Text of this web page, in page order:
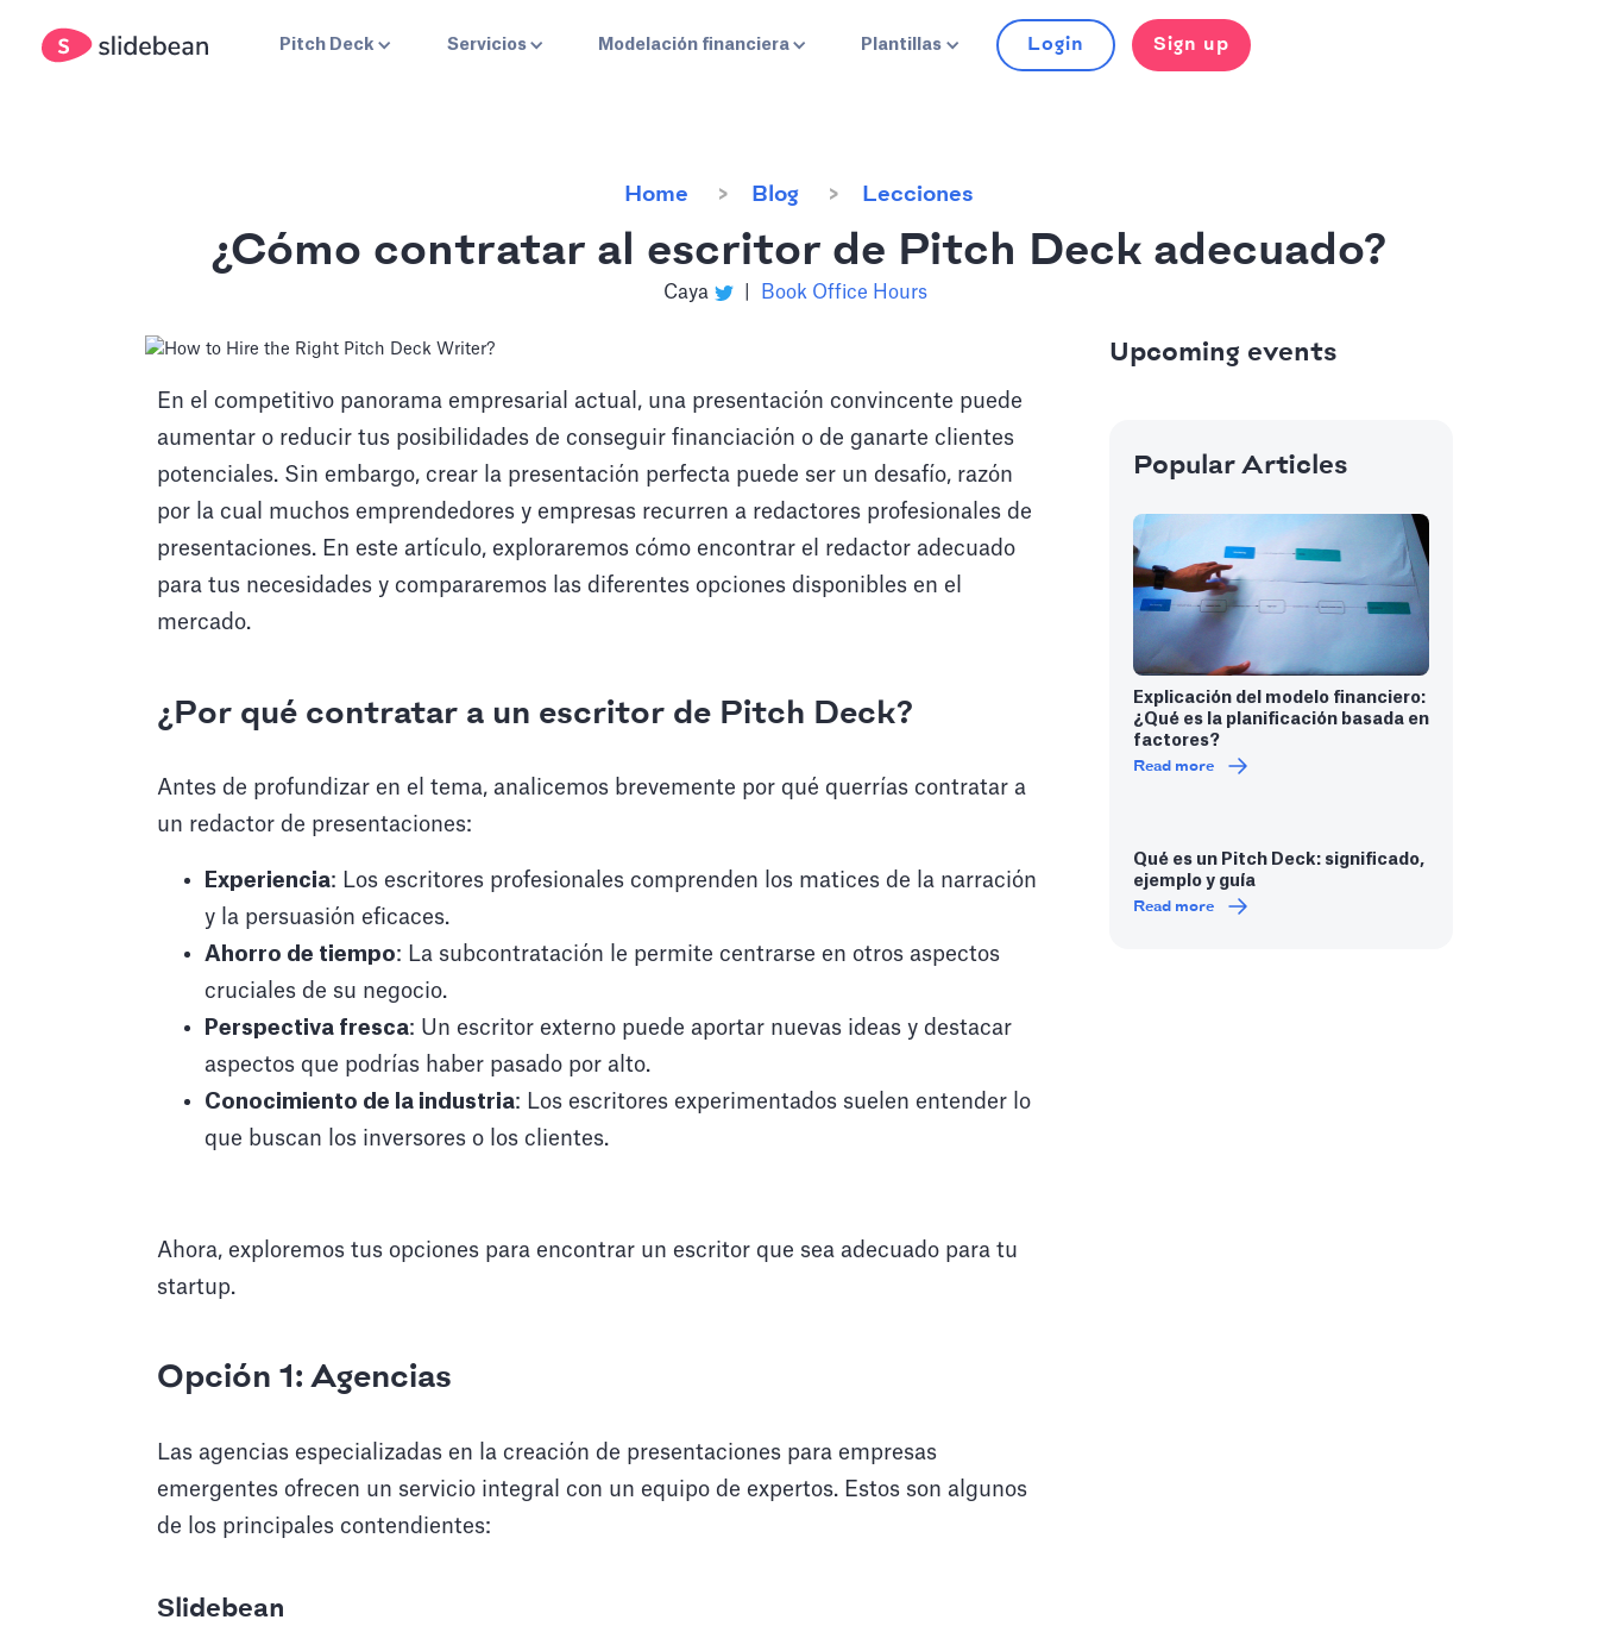
Pitch Deck Servicios Modelación financiera Plantillas Login Sign up
Home Blog Lecciones
¿Cómo contratar al escritor de Pitch Deck adecuado?
Caya Book Office Hours
En el competitivo panorama empresarial actual, una presentación convincente puede
aumentar o reducir tus posibilidades de conseguir financiación o de ganarte clientes
potenciales. Sin embargo, crear la presentación perfecta puede ser un desafío, razón
por la cual muchos emprendedores y empresas recurren a redactores profesionales de
presentaciones. En este artículo, exploraremos cómo encontrar el redactor adecuado
para tus necesidades y compararemos las diferentes opciones disponibles en el
mercado.
¿Por qué contratar a un escritor de Pitch Deck?
Antes de profundizar en el tema, analicemos brevemente por qué querrías contratar a
un redactor de presentaciones:
Experiencia: Los escritores profesionales comprenden los matices de la narración
y la persuasión eficaces.
Ahorro de tiempo: La subcontratación le permite centrarse en otros aspectos
cruciales de su negocio.
Perspectiva fresca: Un escritor externo puede aportar nuevas ideas y destacar
aspectos que podrías haber pasado por alto.
Conocimiento de la industria: Los escritores experimentados suelen entender lo
que buscan los inversores o los clientes.
Ahora, exploremos tus opciones para encontrar un escritor que sea adecuado para tu
startup.
Opción 1: Agencias
Las agencias especializadas en la creación de presentaciones para empresas
emergentes ofrecen un servicio integral con un equipo de expertos. Estos son algunos
de los principales contendientes:
Slidebean
Upcoming events
Popular Articles
Explicación del modelo financiero:
¿Qué es la planificación basada en
factores?
Read more
Qué es un Pitch Deck: significado,
ejemplo y guía
Read more